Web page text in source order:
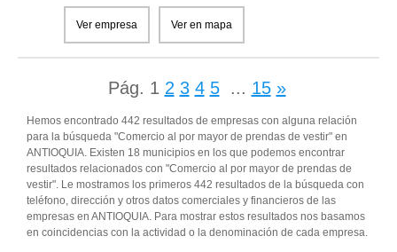
Ver empresa Ver en mapa
Pág. 1 2 3 4 5 ... 15 »
Hemos encontrado 442 resultados de empresas con alguna relación
para la búsqueda "Comercio al por mayor de prendas de vestir" en
ANTIOQUIA. Existen 18 municipios en los que podemos encontrar
resultados relacionados con "Comercio al por mayor de prendas de
vestir". Le mostramos los primeros 442 resultados de la búsqueda con
teléfono, dirección y otros datos comerciales y financieros de las
empresas en ANTIOQUIA. Para mostrar estos resultados nos basamos
en coincidencias con la actividad o la denominación de cada empresa.